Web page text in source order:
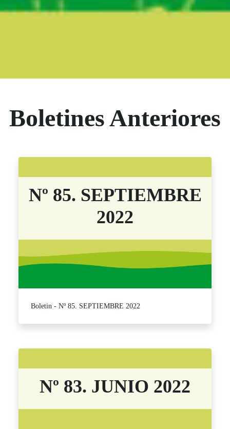
Boletín
Boletines Anteriores
Nº 85. SEPTIEMBRE
2022
Boletin - Nº 85. SEPTIEMBRE 2022
Nº 83. JUNIO 2022